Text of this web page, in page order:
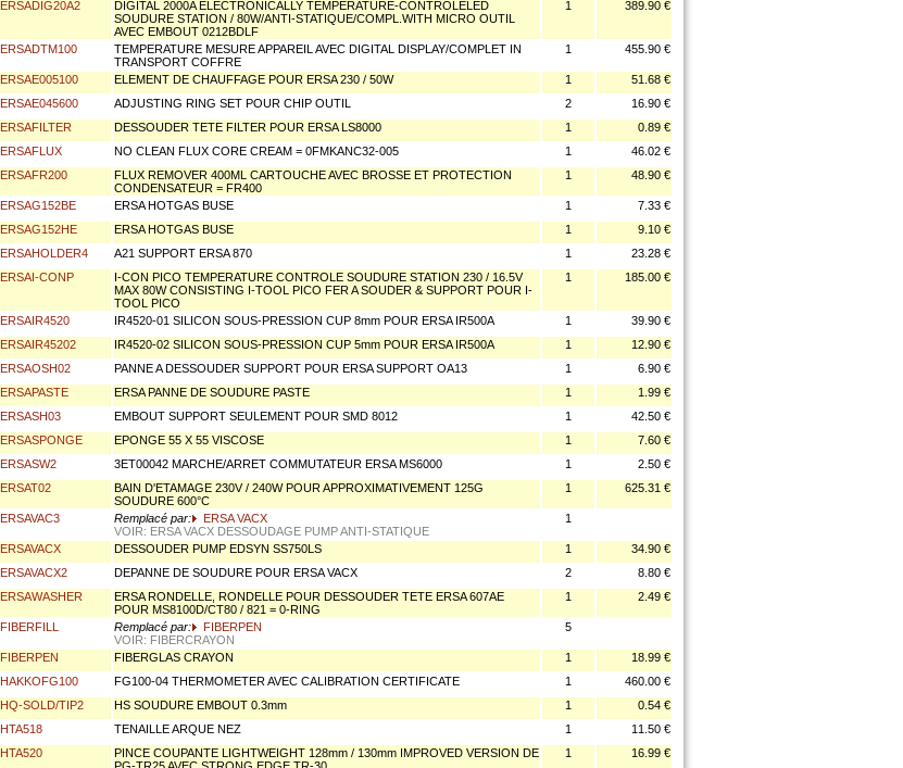
ERSADIG20A2
DIGITAL 2000A ELECTRONICALLY TEMPERATURE-CONTROLELED
SOUDURE STATION / 80W/ANTI-STATIQUE/COMPL.WITH MICRO OUTIL
AVEC EMBOUT 0212BDLF
1 389.90 €
ERSADTM100
TEMPERATURE MESURE APPAREIL AVEC DIGITAL DISPLAY/COMPLET IN
TRANSPORT COFFRE
1 455.90 €
ERSAE005100 ELEMENT DE CHAUFFAGE POUR ERSA 230 / 50W 1
51.68 €
ERSAE045600
ADJUSTING RING SET POUR CHIP OUTIL 2
16.90 €
ERSAFILTER
DESSOUDER TETE FILTER POUR ERSA LS8000 1
0.89 €
ERSAFLUX
NO CLEAN FLUX CORE CREAM = 0FMKANC32-005 1
46.02 €
ERSAFR200
FLUX REMOVER 400ML CARTOUCHE AVEC BROSSE ET PROTECTION
CONDENSATEUR = FR400
1 48.90 €
ERSAG152BE ERSA HOTGAS BUSE 1
7.33 €
ERSAG152HE
ERSA HOTGAS BUSE 1
9.10 €
ERSAHOLDER4
A21 SUPPORT ERSA 870 1
23.28 €
ERSAI-CONP
I-CON PICO TEMPERATURE CONTROLE SOUDURE STATION 230 / 16.5V
MAX 80W CONSISTING I-TOOL PICO FER A SOUDER & SUPPORT POUR I-
TOOL PICO
1 185.00 €
ERSAIR4520 IR4520-01 SILICON SOUS-PRESSION CUP 8mm POUR ERSA IR500A 1
39.90 €
ERSAIR45202
IR4520-02 SILICON SOUS-PRESSION CUP 5mm POUR ERSA IR500A 1
12.90 €
ERSAOSH02
PANNE A DESSOUDER SUPPORT POUR ERSA SUPPORT OA13 1
6.90 €
ERSAPASTE
ERSA PANNE DE SOUDURE PASTE 1
1.99 €
ERSASH03
EMBOUT SUPPORT SEULEMENT POUR SMD 8012 1
42.50 €
ERSASPONGE
EPONGE 55 X 55 VISCOSE 1
7.60 €
ERSASW2
3ET00042 MARCHE/ARRET COMMUTATEUR ERSA MS6000 1
2.50 €
ERSAT02
BAIN D'ETAMAGE 230V / 240W POUR APPROXIMATIVEMENT 125G
SOUDURE 600°C
1 625.31 €
ERSAVAC3 Remplacé par:
ERSA VACX
VOIR: ERSA VACX DESSOUDAGE PUMP ANTI-STATIQUE
1
ERSAVACX DESSOUDER PUMP EDSYN SS750LS 1
34.90 €
ERSAVACX2
DEPANNE DE SOUDURE POUR ERSA VACX 2
8.80 €
ERSAWASHER
ERSA RONDELLE, RONDELLE POUR DESSOUDER TETE ERSA 607AE
POUR MS8100D/CT80 / 821 = 0-RING
1 2.49 €
FIBERFILL Remplacé par:
FIBERPEN
VOIR: FIBERCRAYON
5
FIBERPEN FIBERGLAS CRAYON 1
18.99 €
HAKKOFG100
FG100-04 THERMOMETER AVEC CALIBRATION CERTIFICATE 1
460.00 €
HQ-SOLD/TIP2
HS SOUDURE EMBOUT 0.3mm 1
0.54 €
HTA518
TENAILLE ARQUE NEZ 1
11.50 €
HTA520
PINCE COUPANTE LIGHTWEIGHT 128mm / 130mm IMPROVED VERSION DE
1 16.99 €